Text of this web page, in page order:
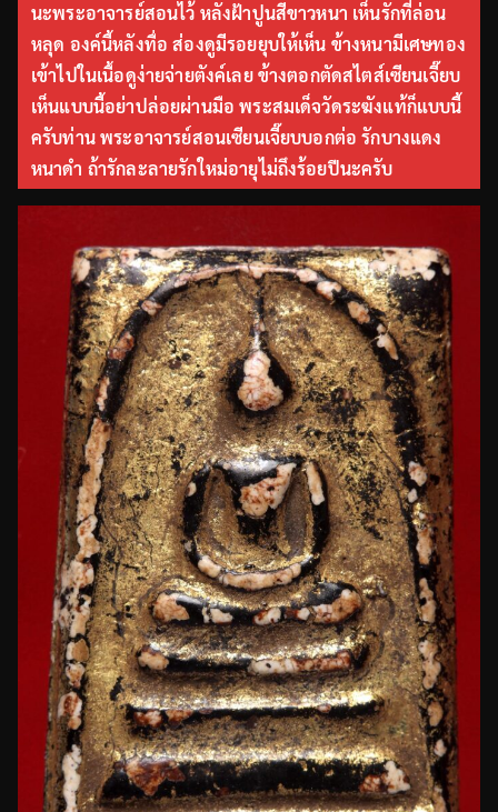
นะพระอาจารย์สอนไว้ หลังฝ้าปูนสีขาวหนา เห็นรักที่ล่อน
หลุด องค์นี้หลังทื่อ ส่องดูมีรอยยุบให้เห็น ข้างหนามีเศษทอง
เข้าไปในเนื้อดูง่ายจ่ายตังค์เลย ข้างตอกตัดสไตส์เซียนเจี๊ยบ
เห็นแบบนี้อย่าปล่อยผ่านมือ พระสมเด็จวัดระฆังแท้ก็แบบนี้
ครับท่าน พระอาจารย์สอนเซียนเจี๊ยบบอกต่อ รักบางแดง
หนาดำ ถ้ารักละลายรักใหม่อายุไม่ถึงร้อยปีนะครับ